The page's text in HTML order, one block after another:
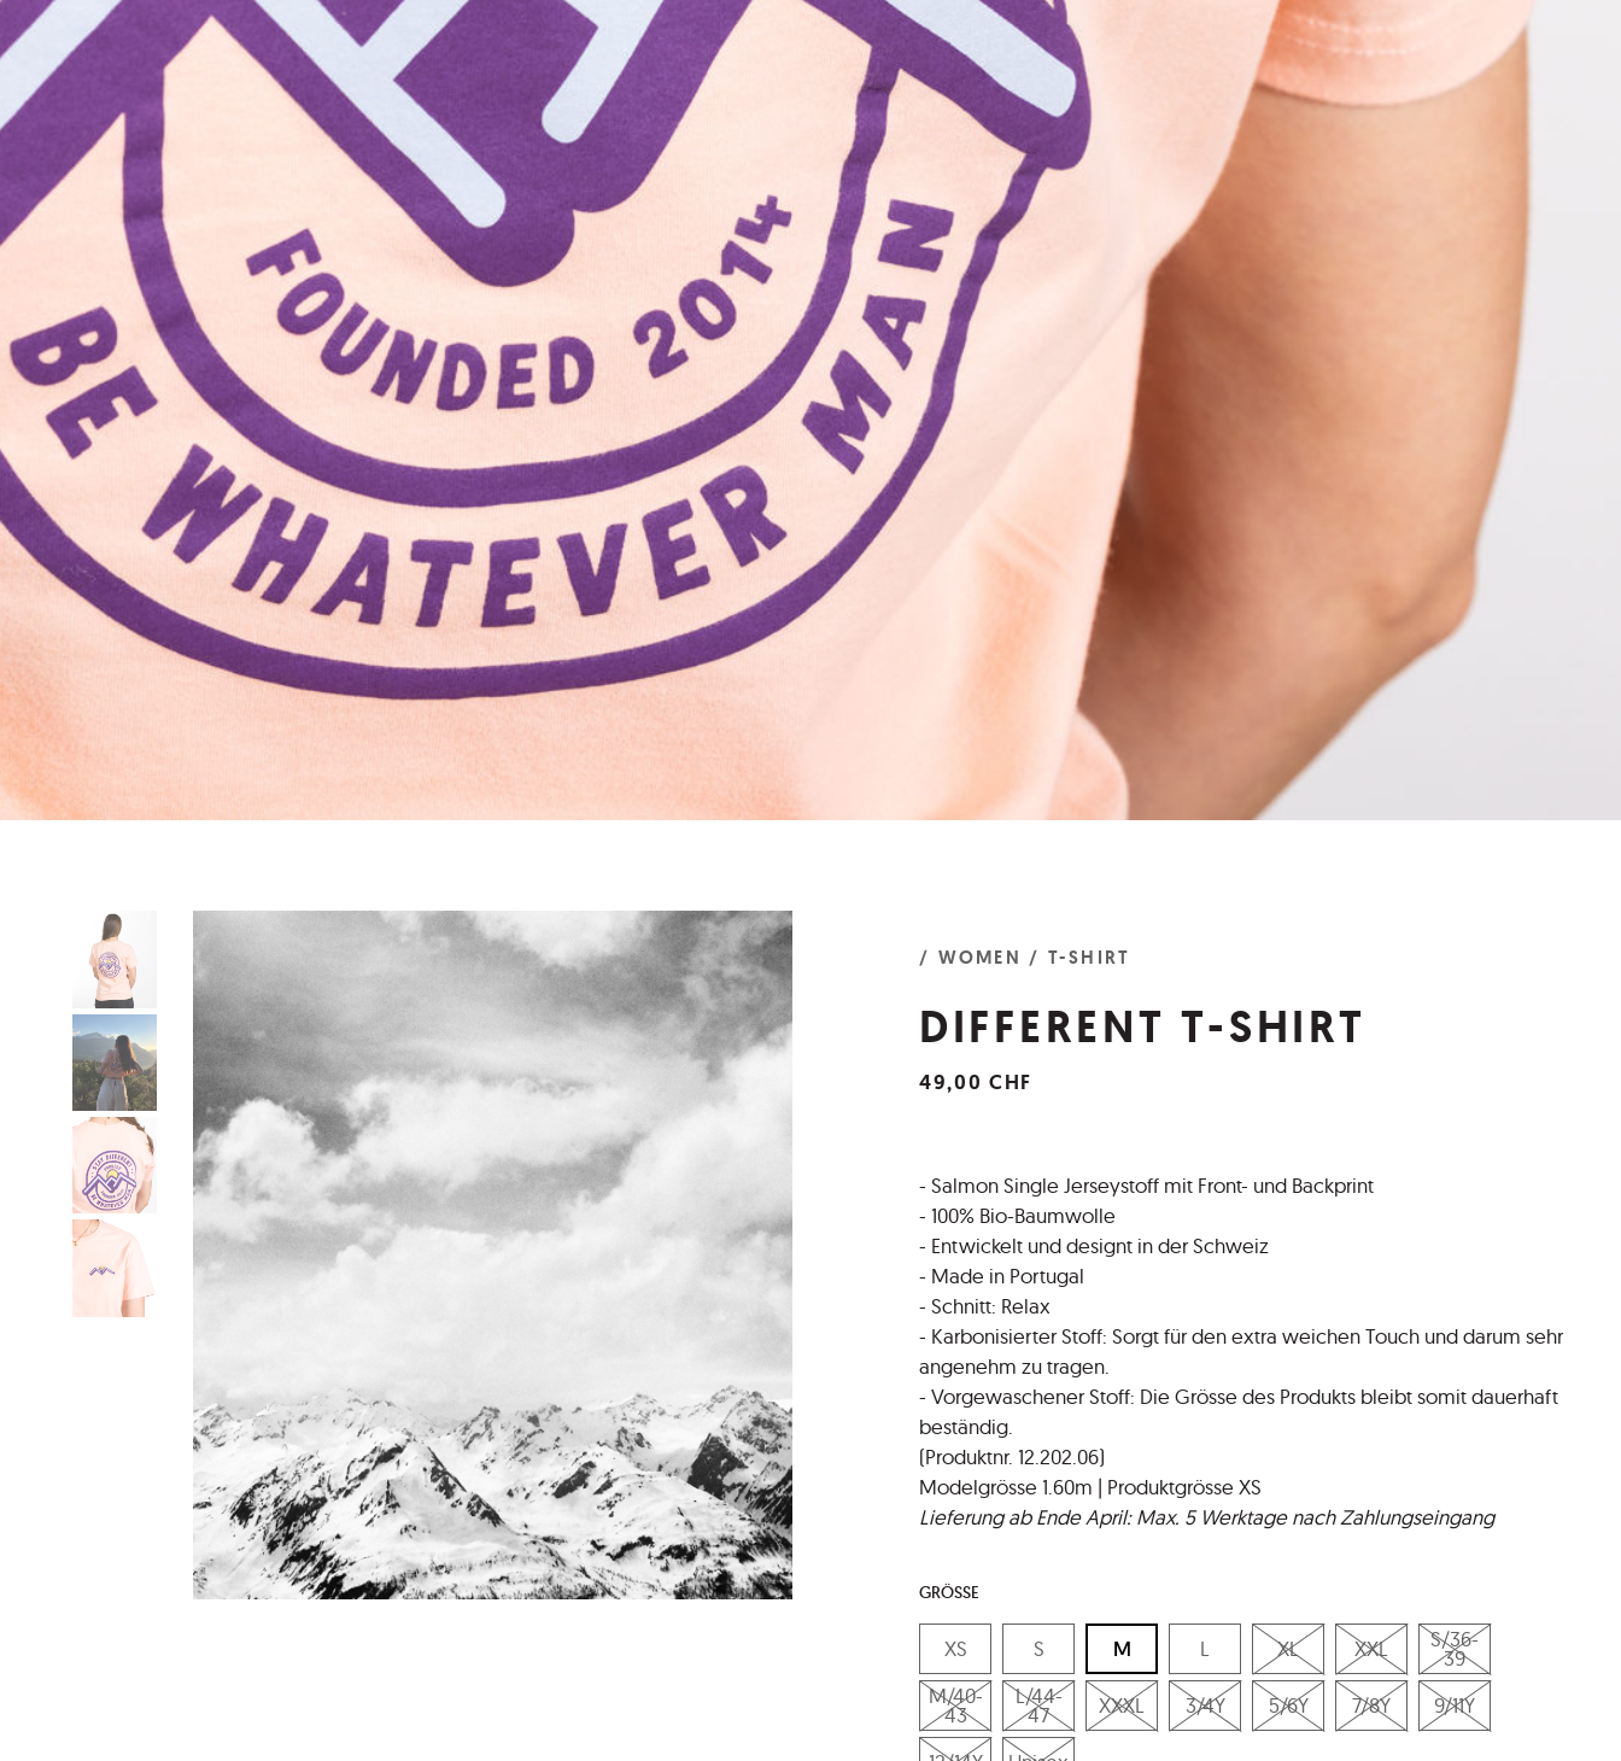
/ WOMEN / T-SHIRT
DIFFERENT T-SHIRT
49,00 CHF
- Salmon Single Jerseystoff mit Front- und Backprint
- 100% Bio-Baumwolle
- Entwickelt und designt in der Schweiz
- Made in Portugal
- Schnitt: Relax
- Karbonisierter Stoff: Sorgt für den extra weichen Touch und darum sehr
angenehm zu tragen.
- Vorgewaschener Stoff: Die Grösse des Produkts bleibt somit dauerhaft
beständig.
(Produktnr. 12.202.06)
Modelgrösse 1.60m | Produktgrösse XS
Lieferung ab Ende April: Max. 5 Werktage nach Zahlungseingang
GRÖSSE
XS S M L XL XXL S/36-
39
M/40-
43
L/44-
47 XXXL 3/4Y 5/6Y 7/8Y 9/11Y